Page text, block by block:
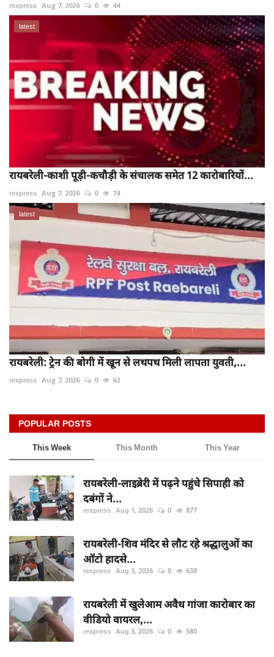
rexpress Aug 7, 2026 0 44
latest
रायबरेली-काशी पूड़ी-कचौड़ी के संचालक समेत 12 कारोबारियों...
rexpress Aug 7, 2026 0 74
latest
रायबरेली: ट्रेन की बोगी में खून से लथपथ मिली लापता युवती,...
rexpress Aug 7, 2026 0 62
POPULAR POSTS
This Week This Month This Year
रायबरेली-लाइब्रेरी में पढ़ने पहुंचे सिपाही को
दबंगों ने...
rexpress Aug 1, 2026 0 877
रायबरेली-शिव मंदिर से लौट रहे श्रद्धालुओं का
ऑटो हादसे...
rexpress Aug 3, 2026 0 638
रायबरेली में खुलेआम अवैध गांजा कारोबार का
वीडियो वायरल,...
rexpress Aug 3, 2026 0 580